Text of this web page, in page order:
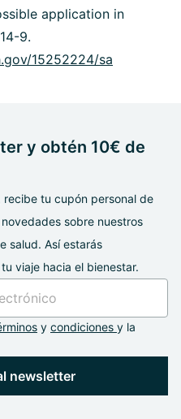
application in
9.
15252224/sa
y obtén 10€ de
tu cupón personal de
sobre nuestros
salud. Así estarás
viaje hacia el bienestar.
y condiciones y la
newsletter